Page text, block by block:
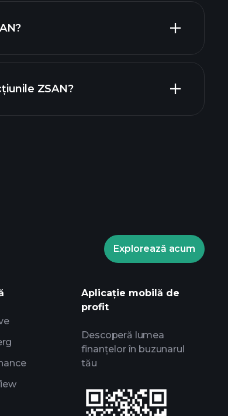
rapoartele financiare
ZSAN?
Turneele
zilnice de piață alimentate de
Explorează acum
Aplicație mobilă de
profit
Descoperă lumea
finanțelor în buzunarul
tău